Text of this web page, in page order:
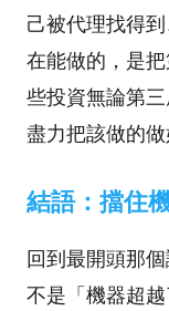
己被代理找得
在能做的，是
些投資無論第三
盡力把該做的做
結語：擋住
回到最開頭那
不是「機器超